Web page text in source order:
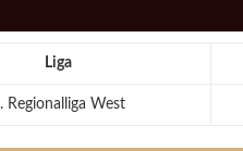
Liga
Regionalliga West